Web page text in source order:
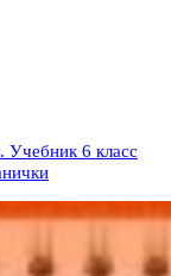
Учебник 6 класс